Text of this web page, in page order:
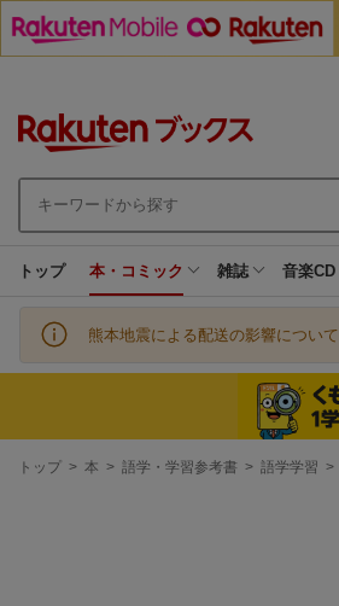
トップ 本・コミック 雑誌 音楽CD
熊本地震による配送の影響について
現
トップ > 本 > 語学・学習参考書 > 語学学習 >